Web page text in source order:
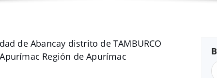
de Abancay distrito de TAMBURCO
Región de Apurímac